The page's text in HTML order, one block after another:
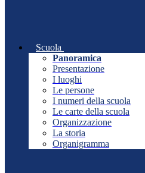
Scuola
Panoramica
Presentazione
I luoghi
Le persone
I numeri della scuola
Le carte della scuola
Organizzazione
La storia
Organigramma